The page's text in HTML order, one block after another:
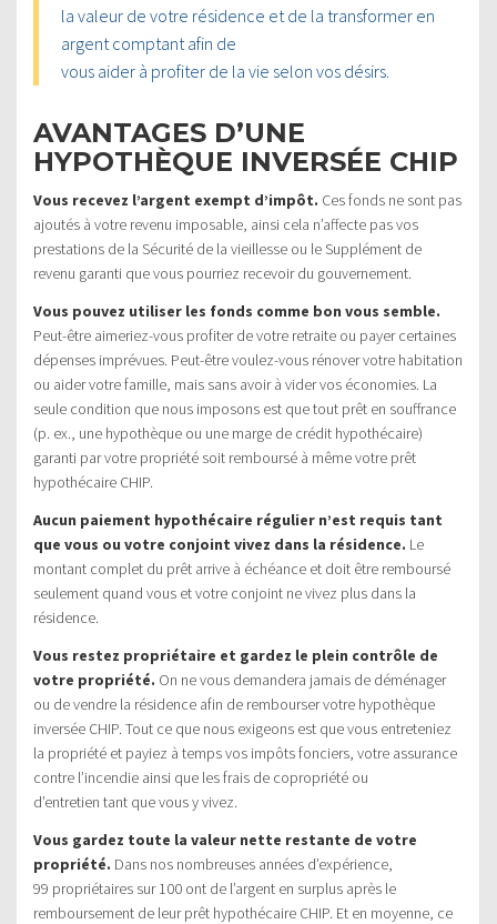
la valeur de votre résidence et de la transformer en
argent comptant afin de
vous aider à profiter de la vie selon vos désirs.
AVANTAGES D’UNE
HYPOTHÈQUE INVERSÉE CHIP
Vous recevez l’argent exempt d’impôt. Ces fonds ne sont pas
ajoutés à votre revenu imposable, ainsi cela n’affecte pas vos
prestations de la Sécurité de la vieillesse ou le Supplément de
revenu garanti que vous pourriez recevoir du gouvernement.
Vous pouvez utiliser les fonds comme bon vous semble.
Peut-être aimeriez-vous profiter de votre retraite ou payer certaines
dépenses imprévues. Peut-être voulez-vous rénover votre habitation
ou aider votre famille, mais sans avoir à vider vos économies. La
seule condition que nous imposons est que tout prêt en souffrance
(p. ex., une hypothèque ou une marge de crédit hypothécaire)
garanti par votre propriété soit remboursé à même votre prêt
hypothécaire CHIP.
Aucun paiement hypothécaire régulier n’est requis tant
que vous ou votre conjoint vivez dans la résidence. Le
montant complet du prêt arrive à échéance et doit être remboursé
seulement quand vous et votre conjoint ne vivez plus dans la
résidence.
Vous restez propriétaire et gardez le plein contrôle de
votre propriété. On ne vous demandera jamais de déménager
ou de vendre la résidence afin de rembourser votre hypothèque
inversée CHIP. Tout ce que nous exigeons est que vous entreteniez
la propriété et payiez à temps vos impôts fonciers, votre assurance
contre l’incendie ainsi que les frais de copropriété ou
d’entretien tant que vous y vivez.
Vous gardez toute la valeur nette restante de votre
propriété. Dans nos nombreuses années d’expérience,
99 propriétaires sur 100 ont de l’argent en surplus après le
remboursement de leur prêt hypothécaire CHIP. Et en moyenne, ce